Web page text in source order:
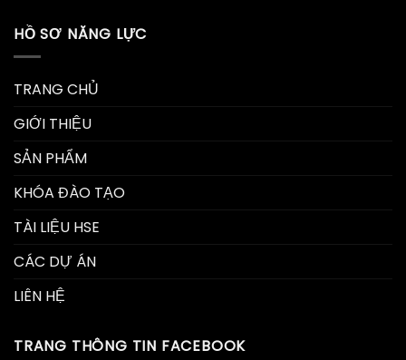
HỒ SƠ NĂNG LỰC
TRANG CHỦ
GIỚI THIỆU
SẢN PHẨM
KHÓA ĐÀO TẠO
TÀI LIỆU HSE
CÁC DỰ ÁN
LIÊN HỆ
TRANG THÔNG TIN FACEBOOK